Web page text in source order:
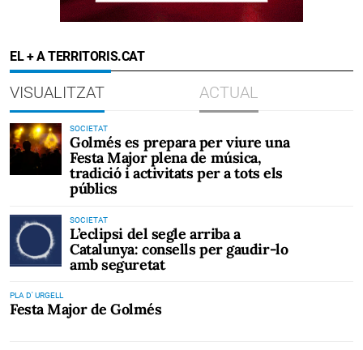
EL + A TERRITORIS.CAT
VISUALITZAT ACTUAL
SOCIETAT
Golmés es prepara per viure una
Festa Major plena de música,
tradició i activitats per a tots els
públics
SOCIETAT
L’eclipsi del segle arriba a
Catalunya: consells per gaudir-lo
amb seguretat
PLA D' URGELL
Festa Major de Golmés